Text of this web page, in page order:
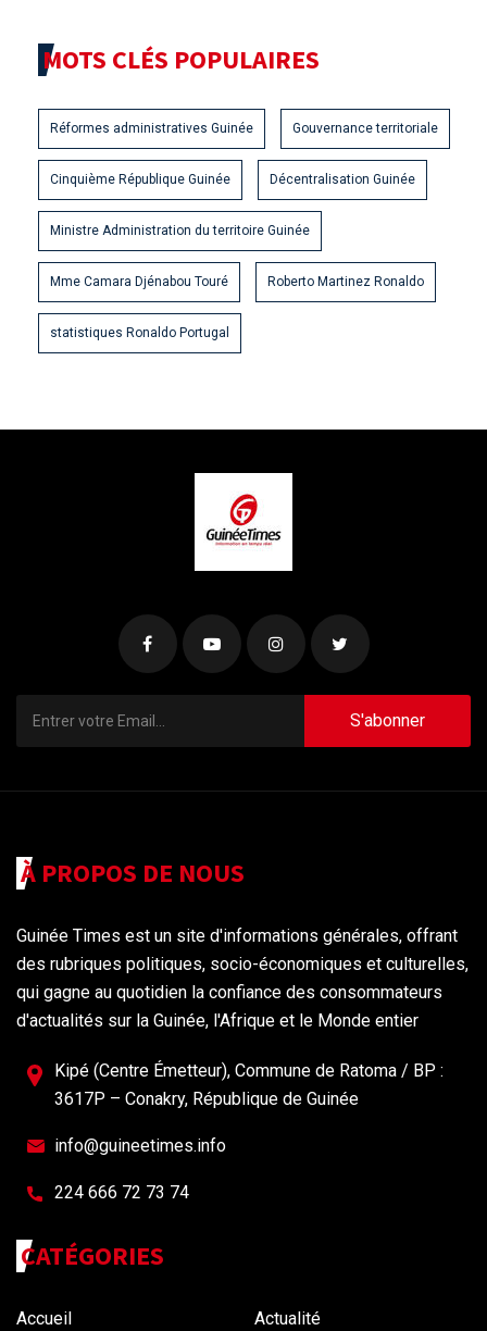
MOTS CLÉS POPULAIRES
Réformes administratives Guinée Gouvernance territoriale
Cinquième République Guinée Décentralisation Guinée
Ministre Administration du territoire Guinée
Mme Camara Djénabou Touré Roberto Martinez Ronaldo
statistiques Ronaldo Portugal
S'abonner
À PROPOS DE NOUS
Guinée Times est un site d'informations générales, offrant
des rubriques politiques, socio-économiques et culturelles,
qui gagne au quotidien la confiance des consommateurs
d'actualités sur la Guinée, l'Afrique et le Monde entier
Kipé (Centre Émetteur), Commune de Ratoma / BP :
3617P – Conakry, République de Guinée
info@guineetimes.info
224 666 72 73 74
CATÉGORIES
Accueil
Actualité